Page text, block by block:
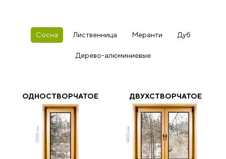
Сосна Лиственница Меранти Дуб
Дерево-алюминиевые
ОДНОСТВОРЧАТОЕ ДВУХСТВОРЧАТОЕ